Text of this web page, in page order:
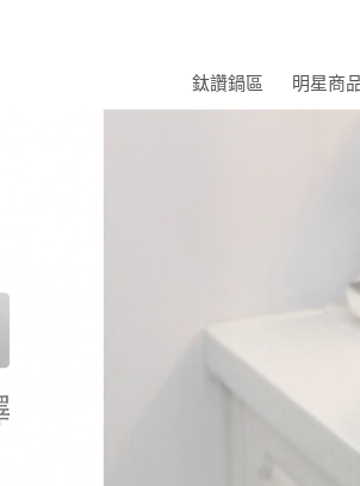
鈦讚鍋區 明星商